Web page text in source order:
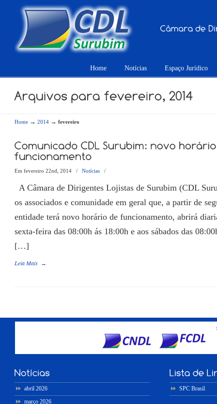
Home Notícias Espaço Jurídico
Home → 2014 → fevereiro
Em fevereiro 22nd, 2014 / Notícias /
A Câmara de Dirigentes Lojistas de Surubim (CDL
os associados e comunidade em geral que, a partir de
entidade terá novo horário de funcionamento, abrirá
sexta-feira das 08:00h ás 18:00h e aos sábados das
[…]
Leia Mais →
abril 2026
março 2026
SPC Brasil